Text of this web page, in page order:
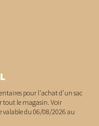
pour l'achat d'un sac
tout le magasin. Voir
valable du 06/08/2026 au